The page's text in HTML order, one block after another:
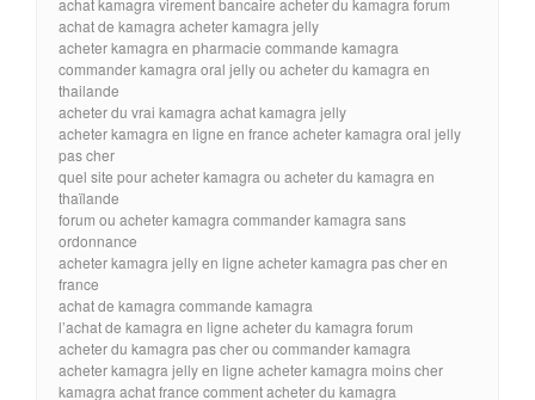
achat de kamagra acheter kamagra jelly
acheter kamagra en pharmacie commande kamagra
commander kamagra oral jelly ou acheter du kamagra en
thailande
acheter du vrai kamagra achat kamagra jelly
acheter kamagra en ligne en france acheter kamagra oral jelly
pas cher
quel site pour acheter kamagra ou acheter du kamagra en
thaïlande
forum ou acheter kamagra commander kamagra sans
ordonnance
acheter kamagra jelly en ligne acheter kamagra pas cher en
france
achat de kamagra commande kamagra
l’achat de kamagra en ligne acheter du kamagra forum
acheter du kamagra pas cher ou commander kamagra
acheter kamagra jelly en ligne acheter kamagra moins cher
kamagra achat france comment acheter du kamagra